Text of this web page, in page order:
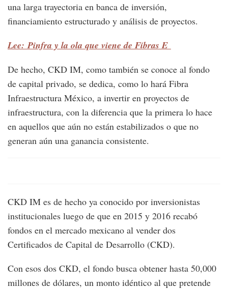
una larga trayectoria en banca de inversión,
financiamiento estructurado y análisis de proyectos.
Lee: Pinfra y la ola que viene de Fibras E
De hecho, CKD IM, como también se conoce al fondo
de capital privado, se dedica, como lo hará Fibra
Infraestructura México, a invertir en proyectos de
infraestructura, con la diferencia que la primera lo hace
en aquellos que aún no están estabilizados o que no
generan aún una ganancia consistente.
CKD IM es de hecho ya conocido por inversionistas
institucionales luego de que en 2015 y 2016 recabó
fondos en el mercado mexicano al vender dos
Certificados de Capital de Desarrollo (CKD).
Con esos dos CKD, el fondo busca obtener hasta 50,000
millones de dólares, un monto idéntico al que pretende